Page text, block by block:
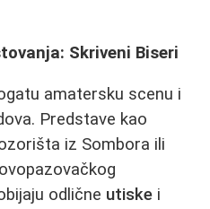
Skriveni Biseri
amatersku scenu i
Predstave kao
iz Sombora ili
odlične utiske i